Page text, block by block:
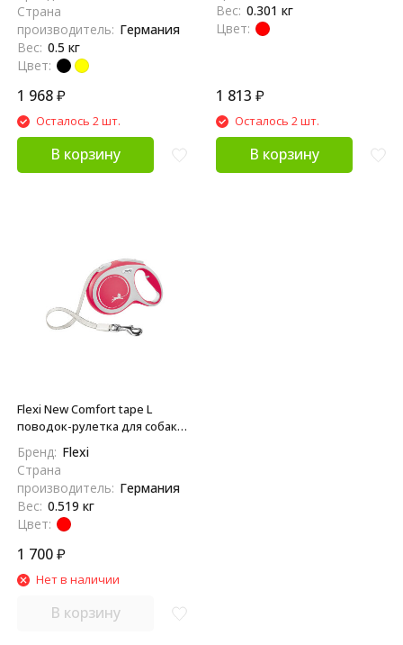
Страна
производитель: Германия
Вес: 0.5 кг
Цвет:
1 968₽
Осталось 2 шт.
В корзину
Вес: 0.301 кг
Цвет:
1 813 ₽
Осталось 2 шт.
В корзину
Flexi New Comfort tape L
поводок-рулетка для собак,
красная 5 м, до 60 кг
Бренд: Flexi
Страна
производитель: Германия
Вес: 0.519 кг
Цвет:
1 700₽
Нет в наличии
В корзину